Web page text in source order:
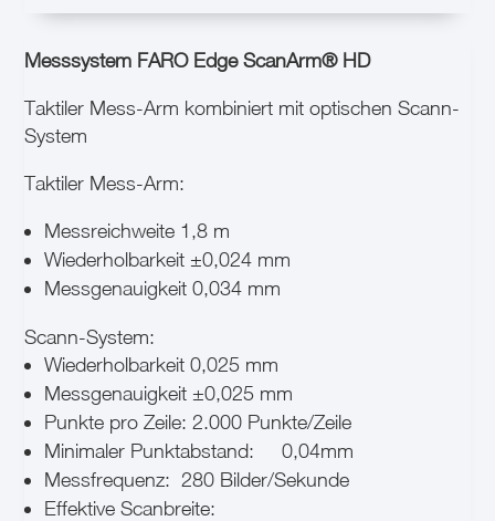
Messsystem FARO Edge ScanArm® HD
Taktiler Mess-Arm kombiniert mit optischen Scann-
System
Taktiler Mess-Arm:
Messreichweite 1,8 m
Wiederholbarkeit ±0,024 mm
Messgenauigkeit 0,034 mm
Scann-System:
Wiederholbarkeit 0,025 mm
Messgenauigkeit ±0,025 mm
Punkte pro Zeile: 2.000 Punkte/Zeile
Minimaler Punktabstand:
0,04mm
Messfrequenz: 280 Bilder/Sekunde
Effektive Scanbreite: